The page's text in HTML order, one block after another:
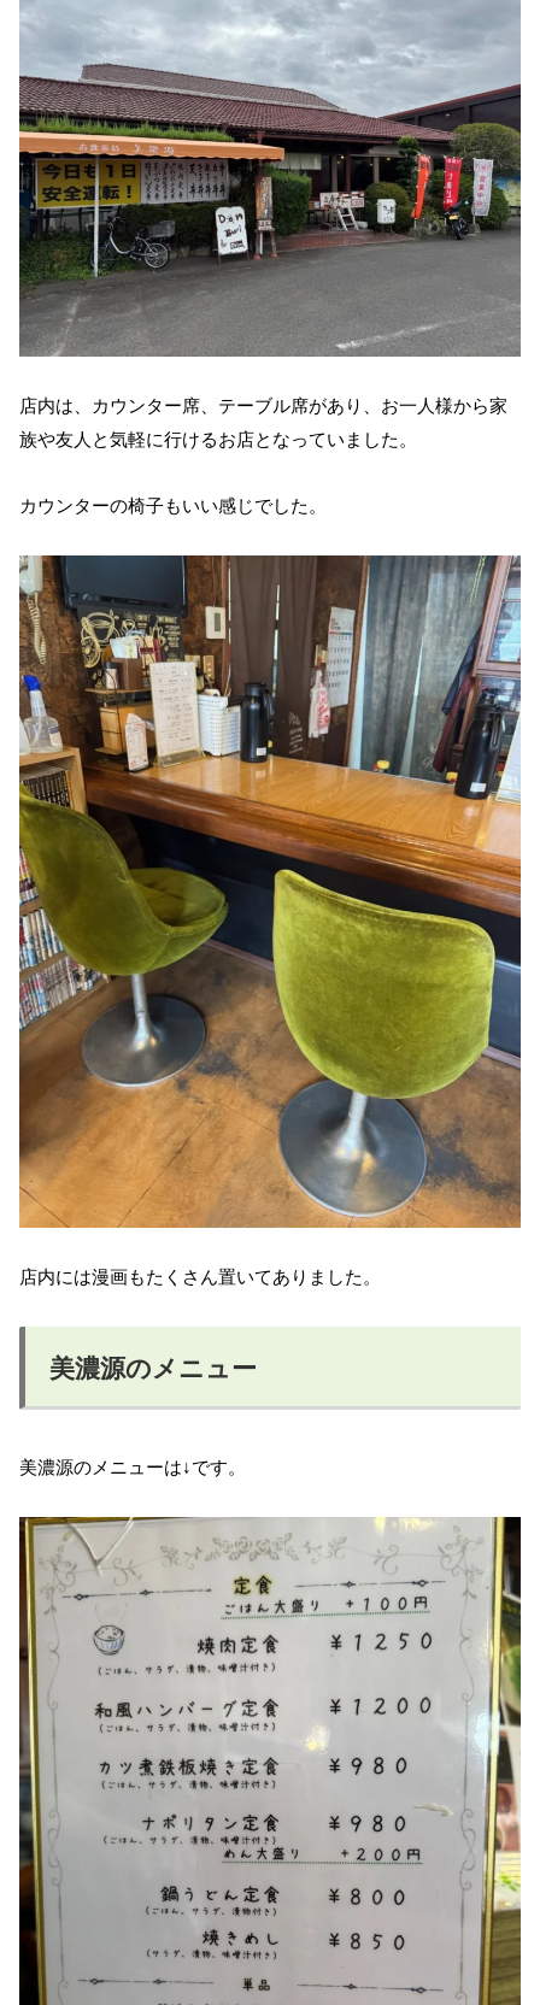
店内は、カウンター席、テーブル席があり、お一人様から家
族や友人と気軽に行けるお店となっていました。
カウンターの椅子もいい感じでした。
店内には漫画もたくさん置いてありました。
美濃源のメニュー
美濃源のメニューは↓です。